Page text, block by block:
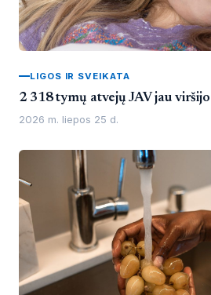
LIGOS IR SVEIKATA
2 318 tymų atvejų JAV jau
2026 m. liepos 25 d.